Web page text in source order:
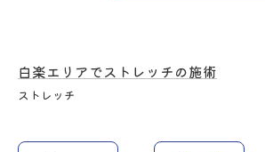
白楽エリアでストレッチの施術
ストレッチ